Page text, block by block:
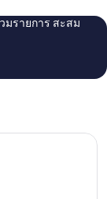
มรายการ สะสม